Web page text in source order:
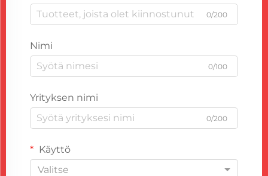
0/200
Nimi
0/100
Yrityksen nimi
0/200
Käyttö
Valitse